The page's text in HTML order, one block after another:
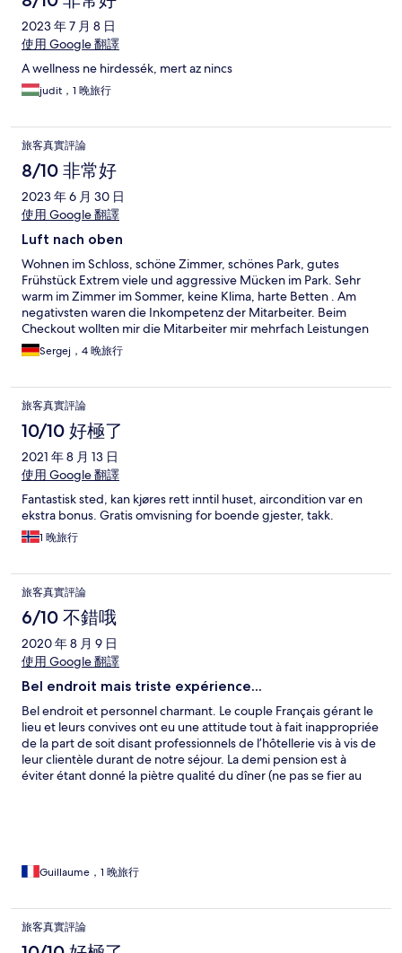
2023 年 7 月 8 日
使用 Google 翻譯
A wellness ne hirdessék, mert az nincs
judit，1 晚旅行
旅客真實評論
8/10 非常好
2023 年 6 月 30 日
使用 Google 翻譯
Luft nach oben
Wohnen im Schloss, schöne Zimmer, schönes Park, gutes
Frühstück Extrem viele und aggressive Mücken im Park. Sehr
warm im Zimmer im Sommer, keine Klima, harte Betten . Am
negativsten waren die Inkompetenz der Mitarbeiter. Beim
Checkout wollten mir die Mitarbeiter mir mehrfach Leistungen
buchen, die ich bereits bezahlt habe. Das ganze hat 15 Minuten
gedauert. Bei meinem Kollegen wurde es noch schlimmer, da
Sergej，4 晚旅行
旅客真實評論
10/10 好極了
2021 年 8 月 13 日
使用 Google 翻譯
Fantastisk sted, kan kjøres rett inntil huset, aircondition var en
ekstra bonus. Gratis omvisning for boende gjester, takk.
1 晚旅行
旅客真實評論
6/10 不錯哦
2020 年 8 月 9 日
使用 Google 翻譯
Bel endroit mais triste expérience...
Bel endroit et personnel charmant. Le couple Français gérant le
lieu et leurs convives ont eu une attitude tout à fait inappropriée
de la part de soit disant professionnels de l’hôtellerie vis à vis de
leur clientèle durant de notre séjour. La demi pension est à
éviter étant donné la piètre qualité du dîner (ne pas se fier au
Guillaume，1 晚旅行
旅客真實評論